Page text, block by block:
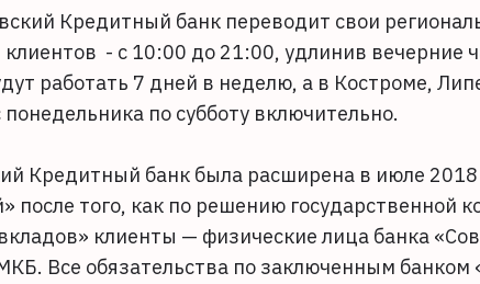
Кредитный банк переводит свои
- с 10:00 до 21:00, удлинив вечерние
работать 7 дней в неделю, а в Костроме,
по субботу включительно.
Кредитный банк была расширена в июле 2018
после того, как по решению государственной
клиенты — физические лица банка
Все обязательства по заключенным банком